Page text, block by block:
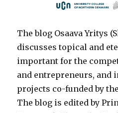
The blog Osaava Yritys
discusses topical and
important for the
and entrepreneurs, and
projects co-funded by
The blog is edited by